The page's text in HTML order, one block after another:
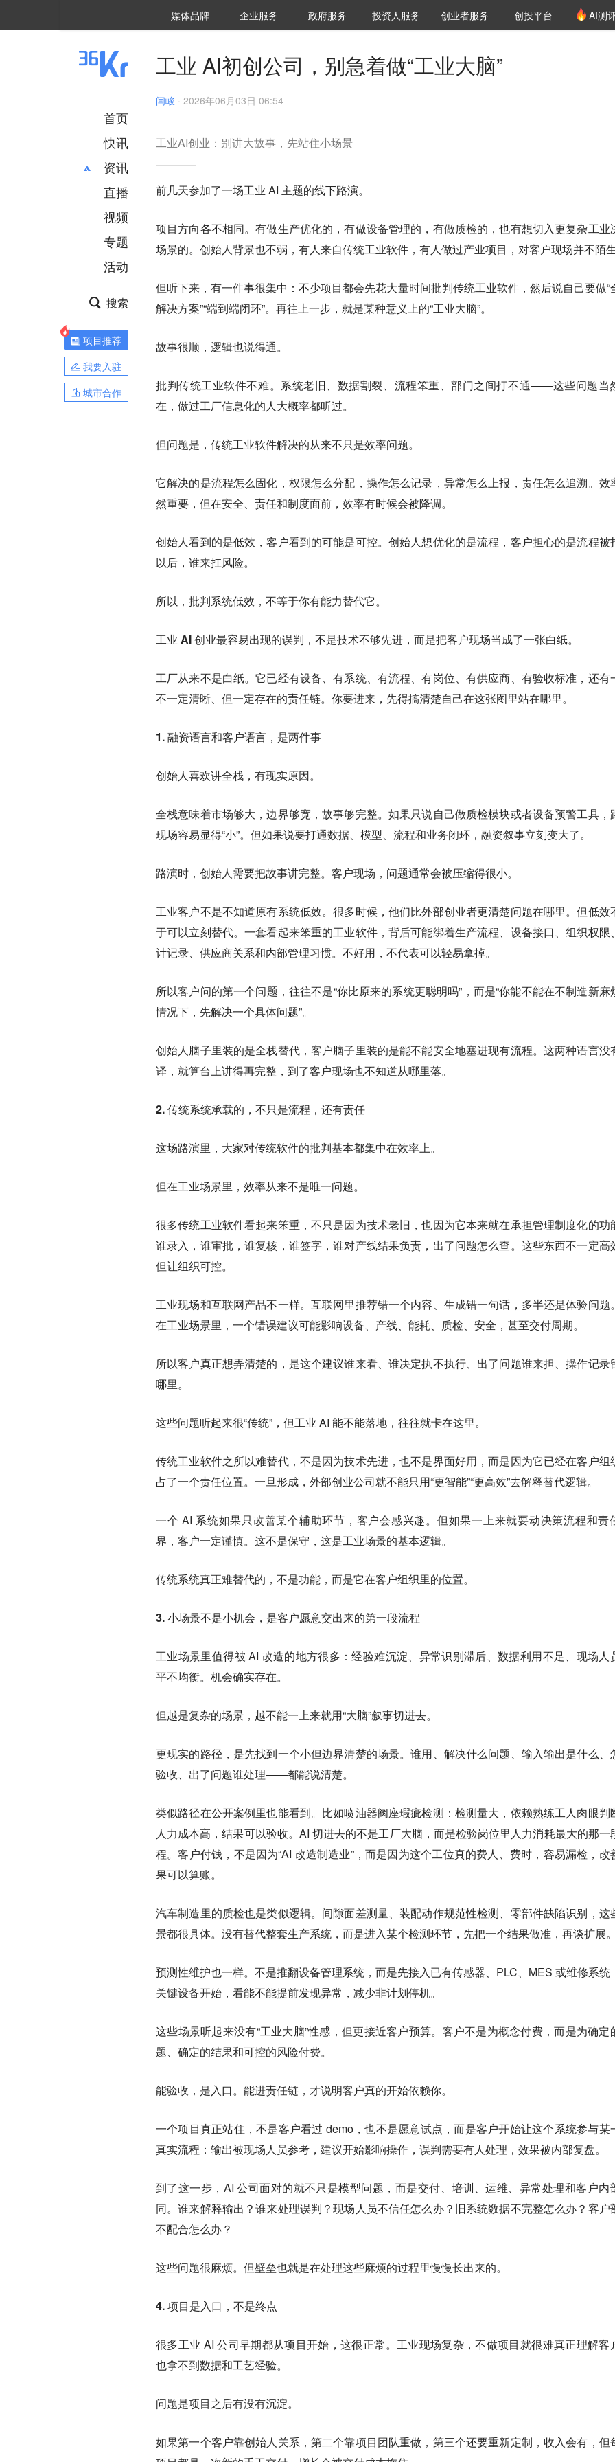
媒体品牌 36Kr研究院
企业服务 城市之窗
政府服务 VClub投资机构库
投资机构职位推介
投资人服务 创投氪堂
创业者服务 创投平台 AI测
首页
快讯
资讯
推荐
财经
项目推荐
安徽
直播
视频
专题
活动
搜索
项目推荐
我要入驻
城市合作
工业 AI初创公司，别急着做“工业大脑”
闫峻 · 2026年06月03日 06:54
工业AI创业：别讲大故事，先站住小场景
前几天参加了一场工业 AI 主题的线下路演。
项目方向各不相同。有做生产优化的，有做设备管理的，有做质检的，也有想切入更复杂工业
场景的。创始人背景也不弱，有人来自传统工业软件，有人做过产业项目，对客户现场并不陌生
但听下来，有一件事很集中：不少项目都会先花大量时间批判传统工业软件，然后说自己要做“
解决方案”“端到端闭环”。再往上一步，就是某种意义上的“工业大脑”。
故事很顺，逻辑也说得通。
批判传统工业软件不难。系统老旧、数据割裂、流程笨重、部门之间打不通——这些问题当
在，做过工厂信息化的人大概率都听过。
但问题是，传统工业软件解决的从来不只是效率问题。
它解决的是流程怎么固化，权限怎么分配，操作怎么记录，异常怎么上报，责任怎么追溯。效
然重要，但在安全、责任和制度面前，效率有时候会被降调。
创始人看到的是低效，客户看到的可能是可控。创始人想优化的是流程，客户担心的是流程被
以后，谁来扛风险。
所以，批判系统低效，不等于你有能力替代它。
工业 AI 创业最容易出现的误判，不是技术不够先进，而是把客户现场当成了一张白纸。
工厂从来不是白纸。它已经有设备、有系统、有流程、有岗位、有供应商、有验收标准，还有
不一定清晰、但一定存在的责任链。你要进来，先得搞清楚自己在这张图里站在哪里。
1. 融资语言和客户语言，是两件事
创始人喜欢讲全栈，有现实原因。
全栈意味着市场够大，边界够宽，故事够完整。如果只说自己做质检模块或者设备预警工具，
现场容易显得“小”。但如果说要打通数据、模型、流程和业务闭环，融资叙事立刻变大了。
路演时，创始人需要把故事讲完整。客户现场，问题通常会被压缩得很小。
工业客户不是不知道原有系统低效。很多时候，他们比外部创业者更清楚问题在哪里。但低效
于可以立刻替代。一套看起来笨重的工业软件，背后可能绑着生产流程、设备接口、组织权限
计记录、供应商关系和内部管理习惯。不好用，不代表可以轻易拿掉。
所以客户问的第一个问题，往往不是“你比原来的系统更聪明吗”，而是“你能不能在不制造新麻
情况下，先解决一个具体问题”。
创始人脑子里装的是全栈替代，客户脑子里装的是能不能安全地塞进现有流程。这两种语言没
译，就算台上讲得再完整，到了客户现场也不知道从哪里落。
2. 传统系统承载的，不只是流程，还有责任
这场路演里，大家对传统软件的批判基本都集中在效率上。
但在工业场景里，效率从来不是唯一问题。
很多传统工业软件看起来笨重，不只是因为技术老旧，也因为它本来就在承担管理制度化的功
谁录入，谁审批，谁复核，谁签字，谁对产线结果负责，出了问题怎么查。这些东西不一定高
但让组织可控。
工业现场和互联网产品不一样。互联网里推荐错一个内容、生成错一句话，多半还是体验问题
在工业场景里，一个错误建议可能影响设备、产线、能耗、质检、安全，甚至交付周期。
所以客户真正想弄清楚的，是这个建议谁来看、谁决定执不执行、出了问题谁来担、操作记录
哪里。
这些问题听起来很“传统”，但工业 AI 能不能落地，往往就卡在这里。
传统工业软件之所以难替代，不是因为技术先进，也不是界面好用，而是因为它已经在客户组
占了一个责任位置。一旦形成，外部创业公司就不能只用“更智能”“更高效”去解释替代逻辑。
一个 AI 系统如果只改善某个辅助环节，客户会感兴趣。但如果一上来就要动决策流程和责
界，客户一定谨慎。这不是保守，这是工业场景的基本逻辑。
传统系统真正难替代的，不是功能，而是它在客户组织里的位置。
3. 小场景不是小机会，是客户愿意交出来的第一段流程
工业场景里值得被 AI 改造的地方很多：经验难沉淀、异常识别滞后、数据利用不足、现场人
平不均衡。机会确实存在。
但越是复杂的场景，越不能一上来就用“大脑”叙事切进去。
更现实的路径，是先找到一个小但边界清楚的场景。谁用、解决什么问题、输入输出是什么、
验收、出了问题谁处理——都能说清楚。
类似路径在公开案例里也能看到。比如喷油器阀座瑕疵检测：检测量大，依赖熟练工人肉眼判
人力成本高，结果可以验收。AI 切进去的不是工厂大脑，而是检验岗位里人力消耗最大的那一
程。客户付钱，不是因为“AI 改造制造业”，而是因为这个工位真的费人、费时，容易漏检，改
果可以算账。
汽车制造里的质检也是类似逻辑。间隙面差测量、装配动作规范性检测、零部件缺陷识别，这
景都很具体。没有替代整套生产系统，而是进入某个检测环节，先把一个结果做准，再谈扩展。
预测性维护也一样。不是推翻设备管理系统，而是先接入已有传感器、PLC、MES 或维修系统
关键设备开始，看能不能提前发现异常，减少非计划停机。
这些场景听起来没有“工业大脑”性感，但更接近客户预算。客户不是为概念付费，而是为确定
题、确定的结果和可控的风险付费。
能验收，是入口。能进责任链，才说明客户真的开始依赖你。
一个项目真正站住，不是客户看过 demo，也不是愿意试点，而是客户开始让这个系统参与某
真实流程：输出被现场人员参考，建议开始影响操作，误判需要有人处理，效果被内部复盘。
到了这一步，AI 公司面对的就不只是模型问题，而是交付、培训、运维、异常处理和客户内
同。谁来解释输出？谁来处理误判？现场人员不信任怎么办？旧系统数据不完整怎么办？客户
不配合怎么办？
这些问题很麻烦。但壁垒也就是在处理这些麻烦的过程里慢慢长出来的。
4. 项目是入口，不是终点
很多工业 AI 公司早期都从项目开始，这很正常。工业现场复杂，不做项目就很难真正理解客
也拿不到数据和工艺经验。
问题是项目之后有没有沉淀。
如果第一个客户靠创始人关系，第二个靠项目团队重做，第三个还要重新定制，收入会有，但